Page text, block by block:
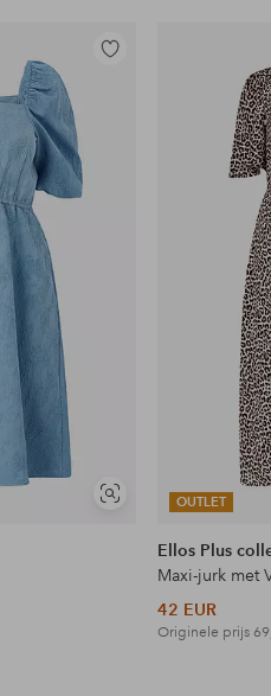
Soortgelijke
Toevoegen
OUTLET
Ellos Plus
Maxi-jurk met
42 EUR
Originele prijs